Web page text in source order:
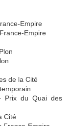
Empire
Empire
de la Cité
Prix du Quai des
Cité